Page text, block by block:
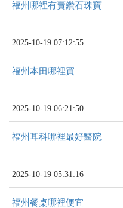
福州哪裡有賣鑽石珠寶
2025-10-19 07:12:55
福州本田哪裡買
2025-10-19 06:21:50
福州耳科哪裡最好醫院
2025-10-19 05:31:16
福州餐桌哪裡便宜